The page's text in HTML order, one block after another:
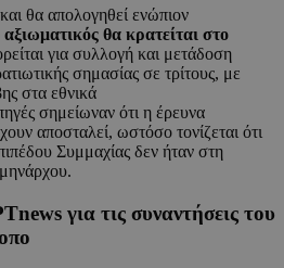
θα απολογηθεί ενώπιον
αξιωματικός θα κρατείται στο
για συλλογή και μετάδοση
σημασίας σε τρίτους, με
στα εθνικά
σημείωναν ότι η έρευνα
αποσταλεί, ωστόσο τονίζεται ότι
Συμμαχίας δεν ήταν στη
για τις συναντήσεις του